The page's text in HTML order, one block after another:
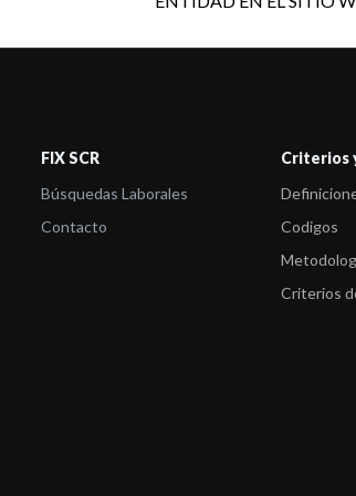
FIX SCR
Búsquedas Laborales
Contacto
Criterios
Codigos
Criterios